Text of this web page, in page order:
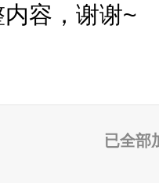
容，谢谢~
已全部